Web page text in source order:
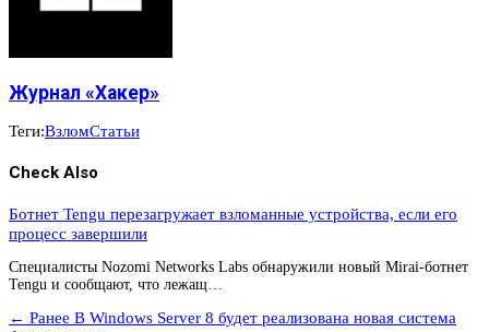
Журнал «Хакер»
Теги:ВзломСтатьи
Check Also
Ботнет Tengu перезагружает взломанные устройства, если его
процесс завершили
Специалисты Nozomi Networks Labs обнаружили новый Mirai-ботнет
Tengu и сообщают, что лежащ…
← Ранее В Windows Server 8 будет реализована новая система